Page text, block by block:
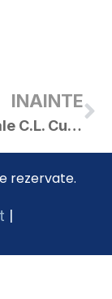
INAINTE
Hotărâri ale C.L. Curtici adoptate în ședința deîndată din 20.12.2017
rezervate.
|